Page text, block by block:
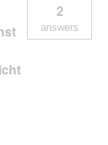
2
answers